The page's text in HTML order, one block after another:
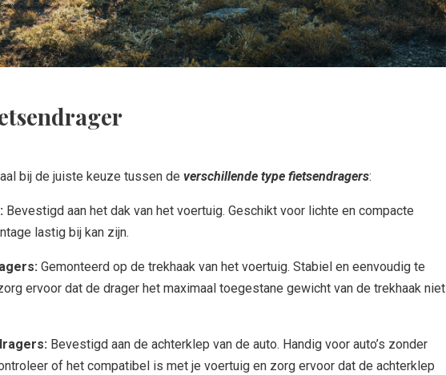
bij de juiste keuze tussen de verschillende type fietsendragers:
Bevestigd aan het dak van het voertuig. Geschikt voor lichte en compacte
lastig bij kan zijn.
Gemonteerd op de trekhaak van het voertuig. Stabiel en eenvoudig te
ervoor dat de drager het maximaal toegestane gewicht van de trekhaak niet
Bevestigd aan de achterklep van de auto. Handig voor auto’s zonder
of het compatibel is met je voertuig en zorg ervoor dat de achterklep